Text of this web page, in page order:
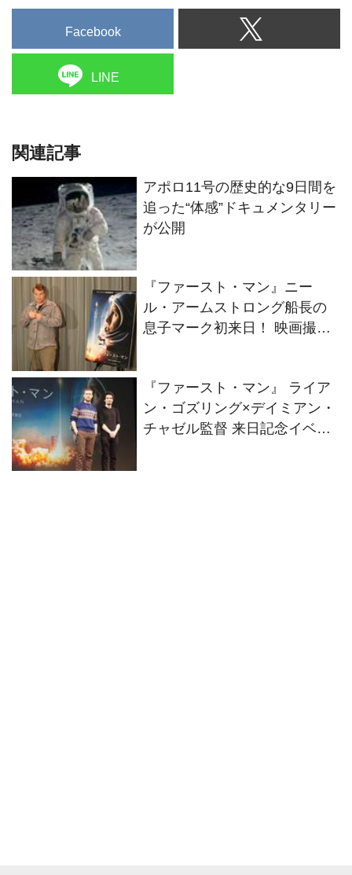
Facebook
LINE
関連記事
アポロ11号の歴史的な9日間を
追った“体感”ドキュメンタリー
が公開
『ファースト・マン』ニー
ル・アームストロング船長の
息子マーク初来日！ 映画撮影
『ファースト・マン』 ライア
ン・ゴズリング×デイミアン・
チャゼル監督 来日記念イベン